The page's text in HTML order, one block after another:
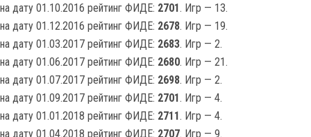
на дату 01.10.2016 рейтинг ФИДЕ: 2701. Игр — 13.
на дату 01.12.2016 рейтинг ФИДЕ: 2678. Игр — 19.
на дату 01.03.2017 рейтинг ФИДЕ: 2683. Игр — 2.
на дату 01.06.2017 рейтинг ФИДЕ: 2680. Игр — 21.
на дату 01.07.2017 рейтинг ФИДЕ: 2698. Игр — 2.
на дату 01.09.2017 рейтинг ФИДЕ: 2701. Игр — 4.
на дату 01.01.2018 рейтинг ФИДЕ: 2711. Игр — 4.
на дату 01.04.2018 рейтинг ФИДЕ: 2707. Игр — 9.